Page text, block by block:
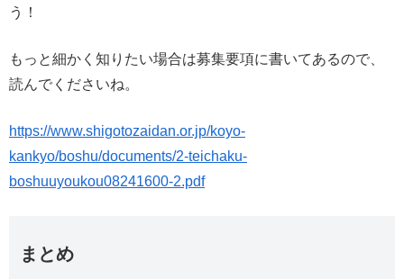
う！
もっと細かく知りたい場合は募集要項に書いてあるので、
読んでくださいね。
https://www.shigotozaidan.or.jp/koyo-
kankyo/boshu/documents/2-teichaku-
boshuuyoukou08241600-2.pdf
まとめ